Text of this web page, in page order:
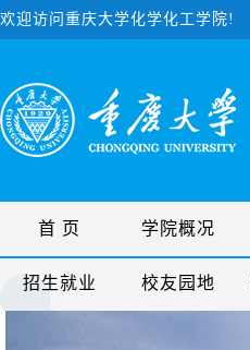
欢迎访问重庆大学化学化工学院!
首 页 学院概况
招生就业 校友园地